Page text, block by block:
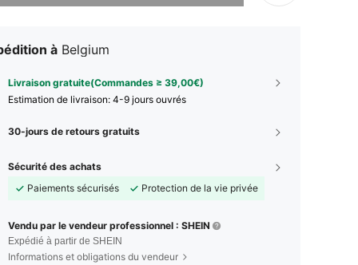
à Belgium
Livraison gratuite(Commandes ≥ 39,00€)
Estimation de livraison: 4-9 jours ouvrés
30-jours de retours gratuits
Sécurité des achats
Paiements sécurisés
Protection de la vie privée
Vendu par le vendeur professionnel : SHEIN
Expédié à partir de SHEIN
Informations et obligations du vendeur